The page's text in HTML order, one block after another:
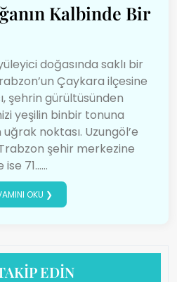
Kalbinde Bir
doğasında saklı bir
Çaykara ilçesine
şehrin gürültüsünden
yeşilin binbir tonuna
noktası. Uzungöl’e
şehir merkezine
71…...
OKU ❯
EDİN